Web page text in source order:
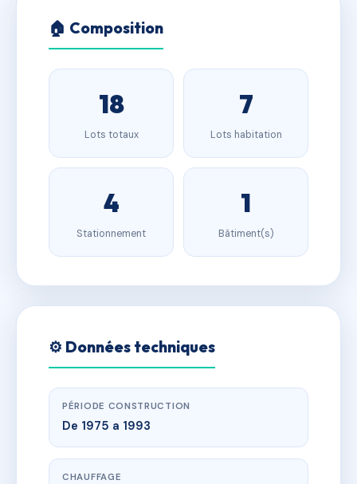
🏠 Composition
18
Lots totaux
7
Lots habitation
4
Stationnement
1
Bâtiment(s)
⚙️ Données techniques
PÉRIODE CONSTRUCTION
De 1975 a 1993
CHAUFFAGE